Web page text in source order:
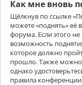
Как мне вновь
Щёлкнув по ссылке
можете «поднять» её
форума. Если этого не
возможность
которое должно
прошло. Также можно
однако
правила